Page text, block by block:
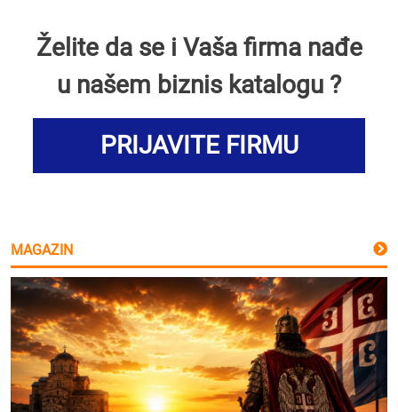
Želite da se i Vaša firma nađe
u našem biznis katalogu ?
PRIJAVITE FIRMU
MAGAZIN